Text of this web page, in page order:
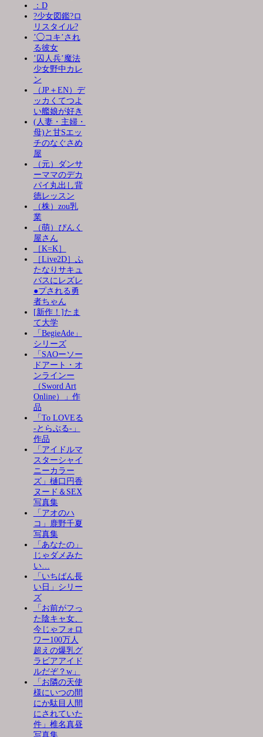
：D
?少女図鑑?ロ
リスタイル?
’◯コキ’され
る彼女
’囚人兵’魔法
少女野中カレ
ン
（JP＋EN）デ
ッカくてつよ
い艦娘が好き
(人妻・主婦・
母)と甘Sエッ
チのなぐさめ
屋
（元）ダンサ
ーママのデカ
パイ丸出し背
徳レッスン
（株）zou乳
業
（萌）ぴんく
屋さん
［K=K］
［Live2D］ふ
たなりサキュ
バスにレズレ
●プされる勇
者ちゃん
[新作！]たま
て大学
「BegieAde」
シリーズ
「SAOーソー
ドアート・オ
ンラインー
（Sword Art
Online）」作
品
「To LOVEる
-とらぶる-」
作品
「アイドルマ
スターシャイ
ニーカラー
ズ」樋口円香
ヌード＆SEX
写真集
「アオのハ
コ」鹿野千夏
写真集
「あなたの」
じゃダメみた
い…
「いちばん長
い日」シリー
ズ
「お前がフっ
た陰キャ女、
今じゃフォロ
ワー100万人
超えの爆乳グ
ラビアアイド
ルだぞ？w」
「お隣の天使
様にいつの間
にか駄目人間
にされていた
件」椎名真昼
写真集